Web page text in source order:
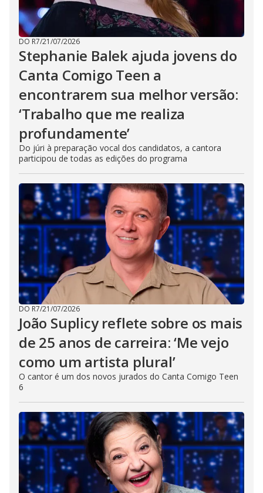
DO R7/21/07/2026
Stephanie Balek ajuda jovens do
Canta Comigo Teen a
encontrarem sua melhor versão:
‘Trabalho que me realiza
profundamente’
Do júri à preparação vocal dos candidatos, a cantora
participou de todas as edições do programa
DO R7/21/07/2026
João Suplicy reflete sobre os mais
de 25 anos de carreira: ‘Me vejo
como um artista plural’
O cantor é um dos novos jurados do Canta Comigo Teen
6